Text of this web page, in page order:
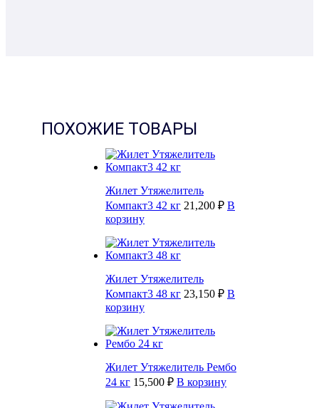
ПОХОЖИЕ ТОВАРЫ
Жилет Утяжелитель
Компакт3 42 кг 21,200 ₽ В
корзину
Жилет Утяжелитель
Компакт3 48 кг 23,150 ₽ В
корзину
Жилет Утяжелитель Рембо
24 кг 15,500 ₽ В корзину